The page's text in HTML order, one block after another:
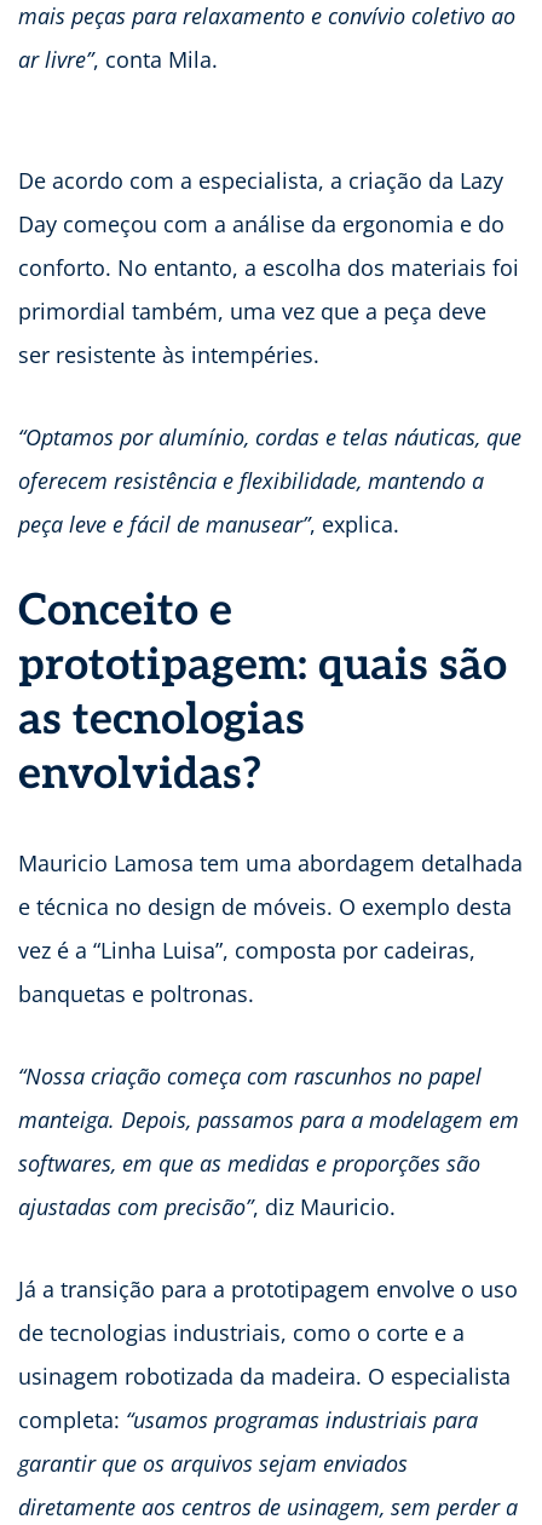
mais peças para relaxamento e convívio coletivo ao
ar livre”, conta Mila.
De acordo com a especialista, a criação da Lazy
Day começou com a análise da ergonomia e do
conforto. No entanto, a escolha dos materiais foi
primordial também, uma vez que a peça deve
ser resistente às intempéries.
“Optamos por alumínio, cordas e telas náuticas, que
oferecem resistência e flexibilidade, mantendo a
peça leve e fácil de manusear”, explica.
Conceito e
prototipagem: quais são
as tecnologias
envolvidas?
Mauricio Lamosa tem uma abordagem detalhada
e técnica no design de móveis. O exemplo desta
vez é a “Linha Luisa”, composta por cadeiras,
banquetas e poltronas.
“Nossa criação começa com rascunhos no papel
manteiga. Depois, passamos para a modelagem em
softwares, em que as medidas e proporções são
ajustadas com precisão”, diz Mauricio.
Já a transição para a prototipagem envolve o uso
de tecnologias industriais, como o corte e a
usinagem robotizada da madeira. O especialista
completa: “usamos programas industriais para
garantir que os arquivos sejam enviados
diretamente aos centros de usinagem, sem perder a